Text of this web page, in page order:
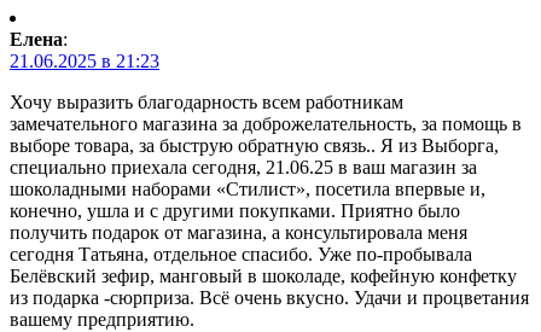
Елена:
21.06.2025 в 21:23
Хочу выразить благодарность всем работникам
замечательного магазина за доброжелательность, за помощь в
выборе товара, за быструю обратную связь.. Я из Выборга,
специально приехала сегодня, 21.06.25 в ваш магазин за
шоколадными наборами «Стилист», посетила впервые и,
конечно, ушла и с другими покупками. Приятно было
получить подарок от магазина, а консультировала меня
сегодня Татьяна, отдельное спасибо. Уже по-пробывала
Белёвский зефир, манговый в шоколаде, кофейную конфетку
из подарка -сюрприза. Всё очень вкусно. Удачи и процветания
вашему предприятию.